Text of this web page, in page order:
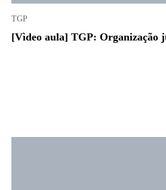
TGP
[Vìdeo aula] TGP: Organização